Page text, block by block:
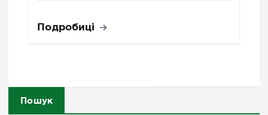
Подробиці
Пошук